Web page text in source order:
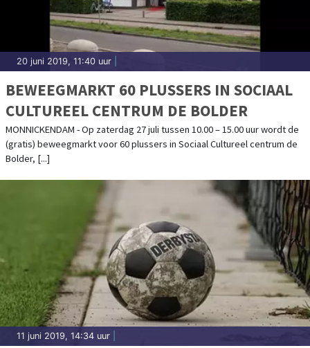
20 juni 2019, 11:40 uur
BEWEEGMARKT 60 PLUSSERS IN SOCIAAL
CULTUREEL CENTRUM DE BOLDER
MONNICKENDAM - Op zaterdag 27 juli tussen 10.00 – 15.00 uur wordt de
(gratis) beweegmarkt voor 60 plussers in Sociaal Cultureel centrum de
Bolder, [...]
11 juni 2019, 14:34 uur